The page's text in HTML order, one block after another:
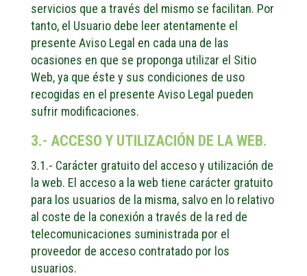
servicios que a través del mismo se facilitan. Por
tanto, el Usuario debe leer atentamente el
presente Aviso Legal en cada una de las
ocasiones en que se proponga utilizar el Sitio
Web, ya que éste y sus condiciones de uso
recogidas en el presente Aviso Legal pueden
sufrir modificaciones.
3.- ACCESO Y UTILIZACIÓN DE LA WEB.
3.1.- Carácter gratuito del acceso y utilización de
la web. El acceso a la web tiene carácter gratuito
para los usuarios de la misma, salvo en lo relativo
al coste de la conexión a través de la red de
telecomunicaciones suministrada por el
proveedor de acceso contratado por los
usuarios.